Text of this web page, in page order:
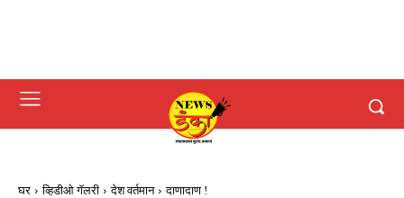
घर व्हिडीओ गॅलरी देश वर्तमान दाणादाण !